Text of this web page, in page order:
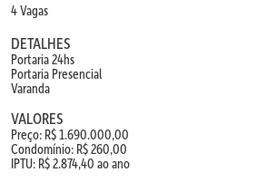
4 Vagas
DETALHES
Portaria 24hs
Portaria Presencial
Varanda
VALORES
Preço: R$ 1.690.000,00
Condomínio: R$ 260,00
IPTU: R$ 2.874,40 ao ano